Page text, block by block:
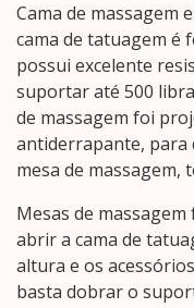
Cama de massagem
cama de tatuagem é
possui excelente
suportar até 500
de massagem foi
antiderrapante, para
mesa de massagem,
Mesas de
abrir a cama de
altura e os
basta dobrar o